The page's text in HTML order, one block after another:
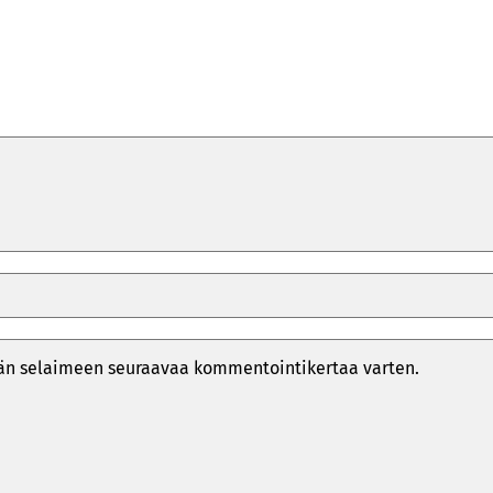
selaimeen seuraavaa kommentointikertaa varten.